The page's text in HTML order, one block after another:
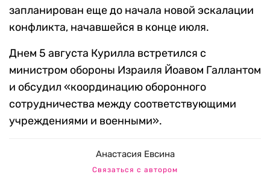
запланирован еще до начала новой эскалации
конфликта, начавшейся в конце июля.
Днем 5 августа Курилла встретился с
министром обороны Израиля Йоавом Галлантом
и обсудил «координацию оборонного
сотрудничества между соответствующими
учреждениями и военными».
Анастасия Евсина
Связаться с автором